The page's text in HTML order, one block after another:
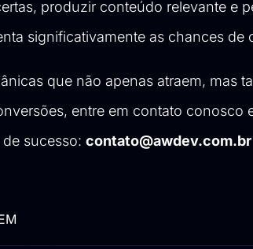
produzir conteúdo relevante e
significativamente as chances de
que não apenas atraem, mas
entre em contato conosco
sucesso: contato@awdev.com.br